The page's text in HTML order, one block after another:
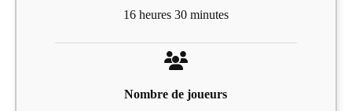
16 heures 30 minutes
Nombre de joueurs